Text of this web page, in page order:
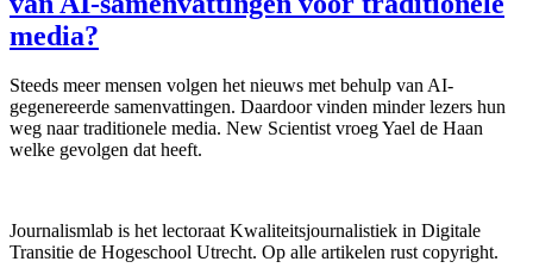
media?
Steeds meer mensen volgen het nieuws met behulp van AI-
gegenereerde samenvattingen. Daardoor vinden minder lezers hun
weg naar traditionele media. New Scientist vroeg Yael de Haan
welke gevolgen dat heeft.
Journalismlab is het lectoraat Kwaliteitsjournalistiek in Digitale
Transitie de Hogeschool Utrecht. Op alle artikelen rust copyright.